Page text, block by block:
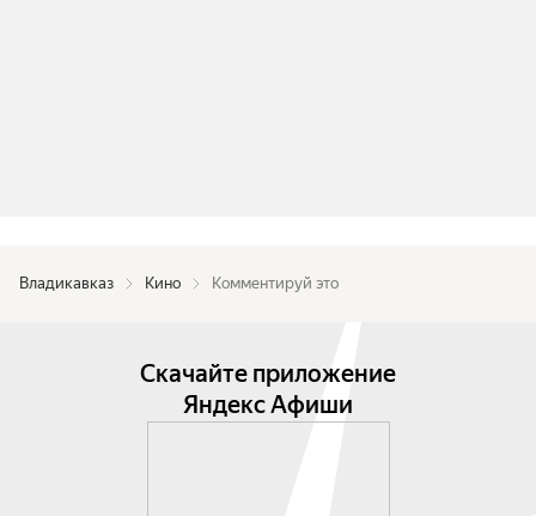
Владикавказ Кино Комментируй это
Скачайте приложение
Яндекс Афиши